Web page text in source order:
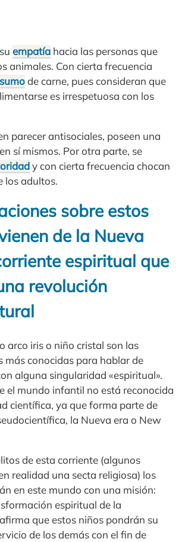
empatía hacia las personas que
animales. Con cierta frecuencia
de carne, pues consideran que
es irrespetuosa con los
parecer antisociales, poseen una
en sí mismos. Por otra parte, se
y con cierta frecuencia chocan
los adultos.
sobre estos
de la Nueva
espiritual que
revolución
arco iris o niño cristal son las
más conocidas para hablar de
alguna singularidad «espiritual».
el mundo infantil no está reconocida
científica, ya que forma parte de
la Nueva era o New
de esta corriente (algunos
realidad una secta religiosa) los
en este mundo con una misión:
espiritual de la
que estos niños pondrán su
de los demás con el fin de